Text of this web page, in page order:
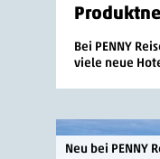
Bei PENNY
viele neue
Neu bei PENNY